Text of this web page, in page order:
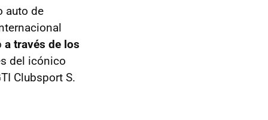
auto de
a través de los
del icónico
Clubsport S.